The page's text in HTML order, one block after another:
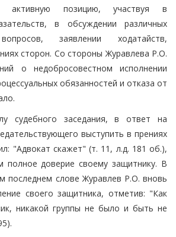
активную позицию, участвуя в
в обсуждении различных
заявлении ходатайств,
сторон. Со стороны Журавлева Р.О.
о недобросовестном исполнении
обязанностей и отказа от
судебного заседания, в ответ на
выступить в прениях
"Адвокат скажет" (т. 11, л.д. 181 об.),
полное доверие своему защитнику. В
последнем слове Журавлев Р.О. вновь
своего защитника, отметив: "Как
никакой группы не было и быть не